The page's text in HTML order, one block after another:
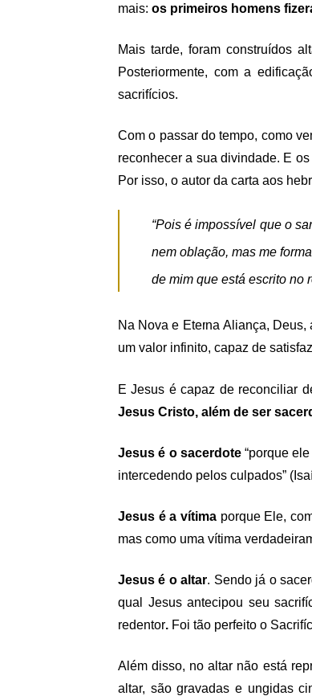
mais: os primeiros homens
Mais tarde, foram construídos
Posteriormente, com a
sacrifícios.
Com o passar do tempo, como
reconhecer a sua divindade. E
Por isso, o autor da carta aos
“Pois é impossível que o
nem oblação, mas me
de mim que está escrito no
Na Nova e Eterna Aliança,
um valor infinito, capaz de
E Jesus é capaz de reconciliar
Jesus Cristo, além de ser
Jesus é o sacerdote“porque
intercedendo pelos culpados”
Jesus é a vítima porque Ele,
mas como uma vítima
Jesus é o altar. Sendo já o
qual Jesus antecipou seu
redentor. Foi tão perfeito o
Além disso, no altar não está
altar, são gravadas e ungidas